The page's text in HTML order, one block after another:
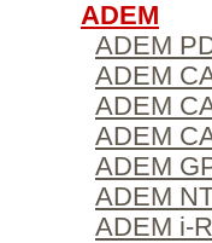
ADEM
ADEM
ADEM
ADEM
ADEM
ADEM
ADEM
ADEM i-